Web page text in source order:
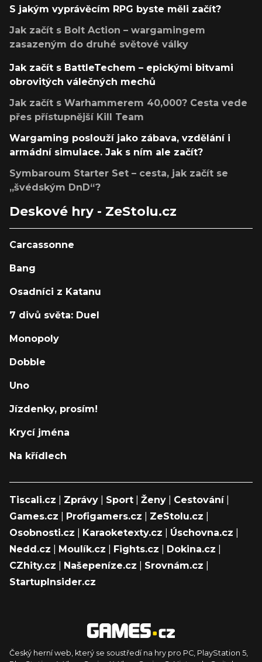
S jakým vyprávěcím RPG byste měli začít?
Jak začít s Bolt Action – wargamingem
zasazeným do druhé světové války
Jak začít s BattleTechem – epickými bitvami
obrovitých válečných mechů
Jak začít s Warhammerem 40,000? Cesta vede
přes přístupnější Kill Team
Wargaming poslouží jako zábava, vzdělání i
armádní simulace. Jak s ním ale začít?
Symbaroum Starter Set – cesta, jak začít se
„švédským DnD“?
Deskové hry - ZeStolu.cz
Carcassonne
Bang
Osadníci z Katanu
7 divů světa: Duel
Monopoly
Dobble
Uno
Jízdenky, prosím!
Krycí jména
Na křídlech
Tiscali.cz Zprávy Sport Ženy Cestování|
Games.cz
Profigamers.cz ZeStolu.cz
Osobnosti.cz
Karaoketexty.cz Úschovna.cz
Nedd.cz
Moulík.cz Fights.cz Dokina.cz
CZhity.cz
Našepeníze.cz Srovnám.cz
StartupInsider.cz
Český herní web, který se soustředí na hry pro PC, PlayStation 5,